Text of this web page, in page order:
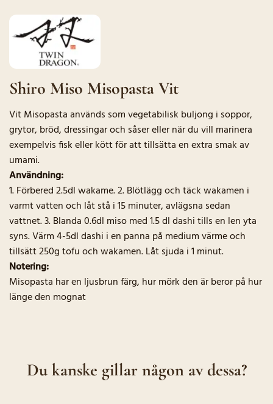
Shiro Miso Misopasta Vit
Vit Misopasta används som vegetabilisk buljong i soppor,
grytor, bröd, dressingar och såser eller när du vill marinera
exempelvis fisk eller kött för att tillsätta en extra smak av
umami.
Användning:
1. Förbered 2.5dl wakame. 2. Blötlägg och täck wakamen i
varmt vatten och låt stå i 15 minuter, avlägsna sedan
vattnet. 3. Blanda 0.6dl miso med 1.5 dl dashi tills en len yta
syns. Värm 4-5dl dashi i en panna på medium värme och
tillsätt 250g tofu och wakamen. Låt sjuda i 1 minut.
Notering:
Misopasta har en ljusbrun färg, hur mörk den är beror på hur
länge den mognat
Du kanske gillar någon av dessa?